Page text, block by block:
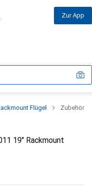
Zur App
Flügel Zubehör
19" Rackmount